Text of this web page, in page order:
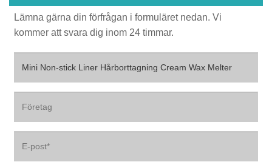
Lämna gärna din förfrågan i formuläret nedan. Vi
kommer att svara dig inom 24 timmar.